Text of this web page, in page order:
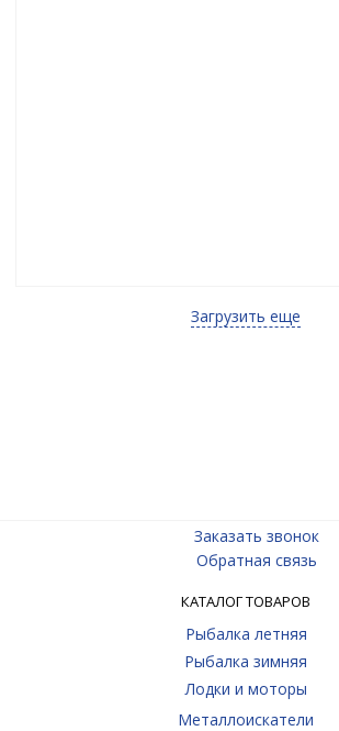
Загрузить еще
Заказать звонок
Обратная связь
КАТАЛОГ ТОВАРОВ
Рыбалка летняя
Рыбалка зимняя
Лодки и моторы
Металлоискатели